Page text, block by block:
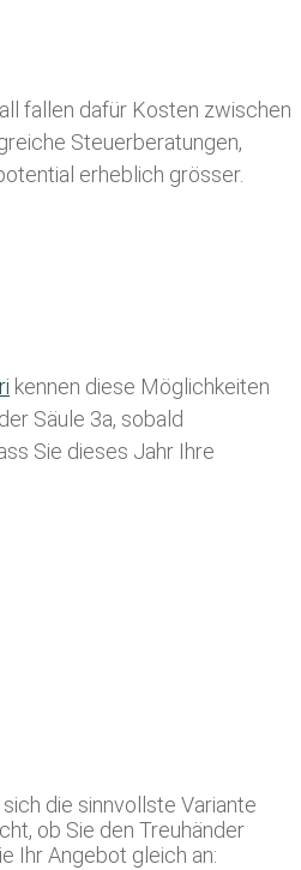
fallen dafür Kosten zwischen
Steuerberatungen,
erheblich grösser.
kennen diese Möglichkeiten
Säule 3a, sobald
Sie dieses Jahr Ihre
die sinnvollste Variante
ob Sie den Treuhänder
Ihr Angebot gleich an: